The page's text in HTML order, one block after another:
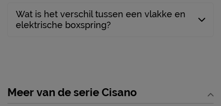
Wat is het verschil tussen een vlakke en
elektrische boxspring?
Meer van de serie Cisano